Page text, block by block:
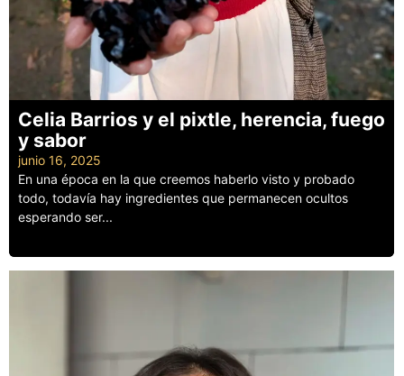
Celia Barrios y el pixtle, herencia, fuego
y sabor
junio 16, 2025
En una época en la que creemos haberlo visto y probado
todo, todavía hay ingredientes que permanecen ocultos
esperando ser...